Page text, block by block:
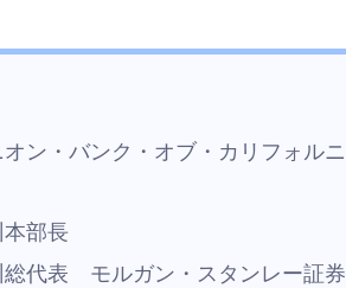
ン・バンク・オブ・カリフォルニ
部長
代表 モルガン・スタンレー証券